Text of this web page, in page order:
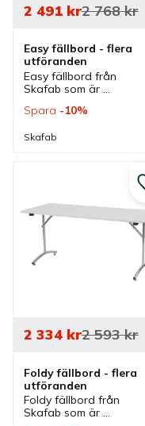
Easy fällbord - flera
utföranden
Easy fällbord från
Skafab som är
väljas i flera färger och
fällbart och stapelbart
2 491kr2 768kr
Spara 10%
Skafab
Foldy fällbord - flera
utföranden
Foldy fällbord från
Skafab som är
2 334kr2 593kr